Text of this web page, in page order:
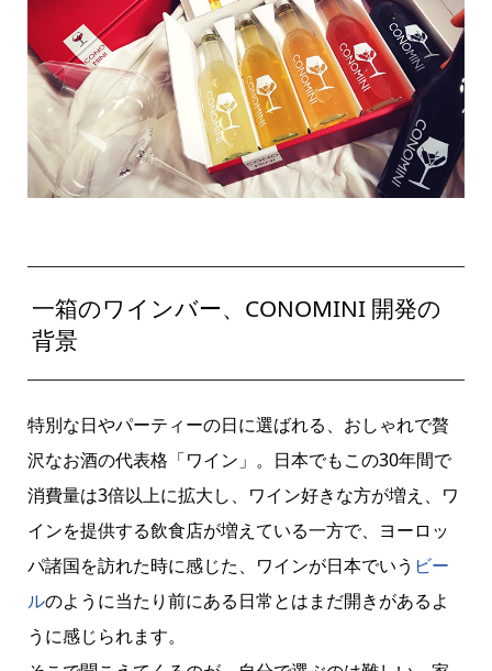
一箱のワインバー、CONOMINI 開発の
背景
特別な日やパーティーの日に選ばれる、おしゃれで贅
沢なお酒の代表格「ワイン」。日本でもこの30年間で
消費量は3倍以上に拡大し、ワイン好きな方が増え、ワ
インを提供する飲食店が増えている一方で、ヨーロッ
パ諸国を訪れた時に感じた、ワインが日本でいう ビー
ルのように当たり前にある日常とはまだ開きがあるよ
うに感じられます。